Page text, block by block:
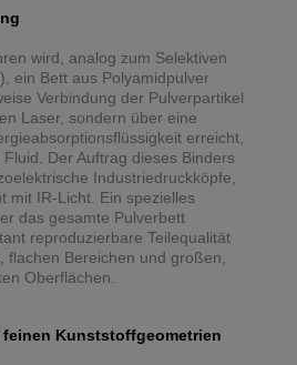
wird, analog zum Selektiven
ein Bett aus Polyamidpulver
Verbindung der Pulverpartikel
Laser, sondern über eine
erreicht,
Der Auftrag dieses Binders
Industriedruckköpfe,
mit IR-Licht. Ein spezielles
das gesamte Pulverbett
reproduzierbare Teilequalität
flachen Bereichen und großen,
Oberflächen.
Kunststoffgeometrien